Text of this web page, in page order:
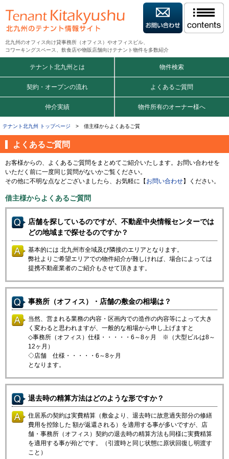
北九州のオフィス向け貸事務所（オフィス）やオフィスビル、
コワーキングスペース、飲食店や物販店舗向けテナント物件を多数紹介
テナント北九州とは 物件検索
契約・オープンの流れ よくあるご質問
仲介実績 物件所有のオーナー様へ
テナント北九州 トップページ > 借主様からよくあるご質
よくあるご質問
お客様からの、よくあるご質問をまとめてご紹介いたします。お問い合わせを
いただく前に一度同じ質問がないかご覧ください。
その他に不明な点などございましたら、お気軽に【 お問い合わせ】ください。
借主様からよくあるご質問
店舗を探しているのですが、不動産中央情報センターでは
どの地域まで探せるのですか？
基本的には 北九州市全域及び隣接のエリアとなります。
弊社よりご希望エリアでの物件紹介が難しければ、場合によっては
提携不動産業者のご紹介もさせて頂きます。
事務所（オフィス）・店舗の敷金の相場は？
当然、営まれる業務の内容・区画内での造作の内容等によって大き
く変わると思われますが、一般的な相場から申し上げますと
◇事務所（オフィス）仕様・・・・・6～8ヶ月 ※（大型ビルは8～
12ヶ月）
◇店舗 仕様・・・・・6～8ヶ月
となります。
退去時の精算方法はどのような形ですか？
住居系の契約は実費精算（敷金より、退去時に故意過失部分の修繕
費用を控除した 額が返還される）を適用する事が多いですが、店
舗・事務所（オフィス）契約の退去時の精算方法も同様に実費精算
を適用する事が殆どです。（引渡時と同じ状態に原状回復し明渡す
こと）